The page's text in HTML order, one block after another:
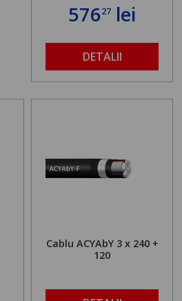
57627 lei
DETALII
Cablu ACYAbY 3 x 240 +
120